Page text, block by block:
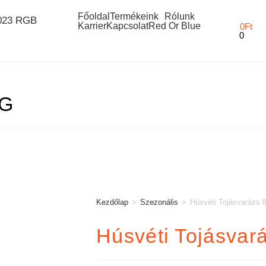
FőoldalTermékeink
Rólunk
KarrierKapcsolatRed Or Blue 0Ft
0
Kezdőlap > Szezonális > Húsvéti Tojásvarázs
Húsvéti